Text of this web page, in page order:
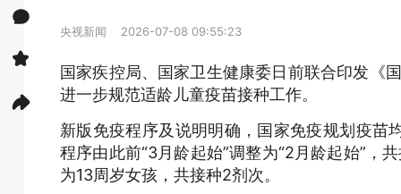
央视新闻 2026-07-08 09:55:23
国家疾控局、国家卫生健康委日前联合印发《
进一步规范适龄儿童疫苗接种工作。
新版免疫程序及说明明确，国家免疫规划疫苗
程序由此前“3月龄起始”调整为“2月龄起始”，
为13周岁女孩，共接种2剂次。